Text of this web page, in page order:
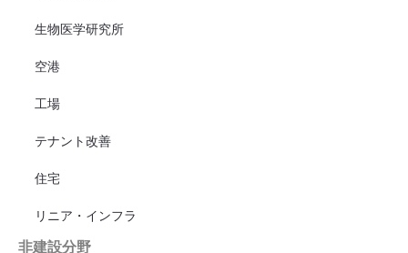
生物医学研究所
空港
工場
テナント改善
住宅
リニア・インフラ
非建設分野